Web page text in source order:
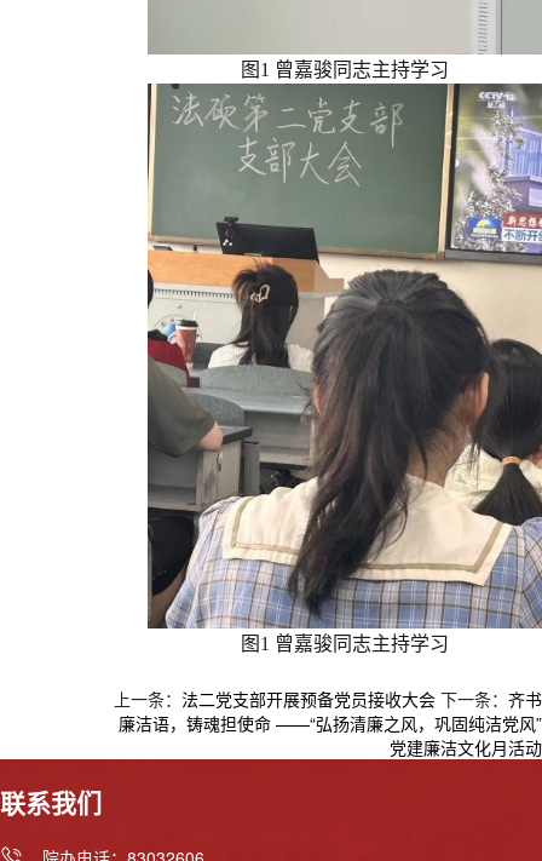
图1 曾嘉骏同志主持学习
图1 曾嘉骏同志主持学习
上一条： 法二党支部开展预备党员接收大会 下一条： 齐书
廉洁语，铸魂担使命 ——“弘扬清廉之风，巩固纯洁党风”
党建廉洁文化月活动
联系我们